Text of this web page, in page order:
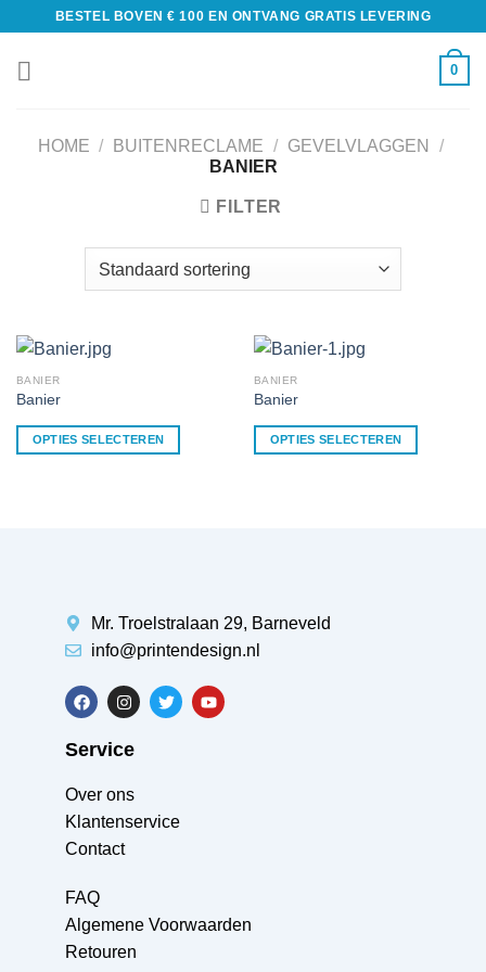
BESTEL BOVEN € 100 EN ONTVANG GRATIS LEVERING
0
HOME / BUITENRECLAME / GEVELVLAGGEN
/
BANIER
FILTER
BANIER
Banier
OPTIES SELECTEREN
BANIER
Banier
OPTIES SELECTEREN
Mr. Troelstralaan 29, Barneveld
info@printendesign.nl
Service
Over ons
Klantenservice
Contact
FAQ
Algemene Voorwaarden
Retouren